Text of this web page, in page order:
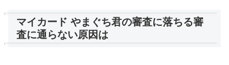
マイカード やまぐち君の審査に落ちる審
査に通らない原因は